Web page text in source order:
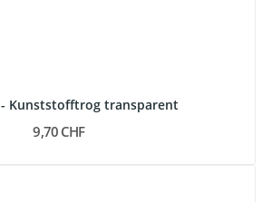
- Kunststofftrog transparent
9,70 CHF